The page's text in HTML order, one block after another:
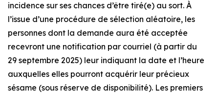
incidence sur ses chances d’être tiré(e) au sort. À
l’issue d’une procédure de sélection aléatoire, les
personnes dont la demande aura été acceptée
recevront une notification par courriel (à partir du
29 septembre 2025) leur indiquant la date et l’heure
auxquelles elles pourront acquérir leur précieux
sésame (sous réserve de disponibilité). Les premiers